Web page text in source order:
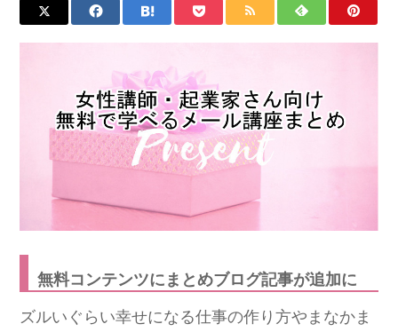
無料コンテンツにまとめブログ記事が追加に
ズルいぐらい幸せになる仕事の作り方やまなかま